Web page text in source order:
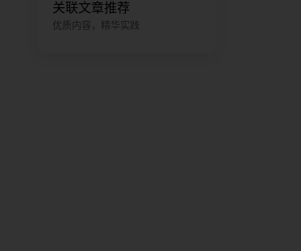
关联文章推荐
优质内容，精华实践